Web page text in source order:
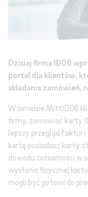
Dzisiaj firma ID06
portal dla klientów,
składania zamówień,
W serwisie MittID06
firmy, zamawiać karty
lepszy przegląd faktur i
kartę posiadacz karty
dowodu tożsamości w
wysłanie fizycznej
mogli być gotowi do